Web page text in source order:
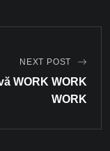
NEXT POST
WORK WORK
WORK